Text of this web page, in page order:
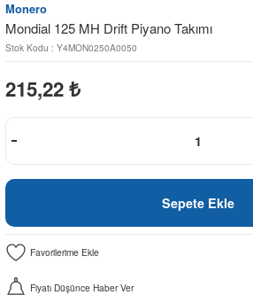
Monero
Mondial 125 MH Drift Piyano Takımı
Stok Kodu : Y4MON0250A0050
215,22 ₺
Sepete Ekle
Fiyatı Düşünce Haber Ver